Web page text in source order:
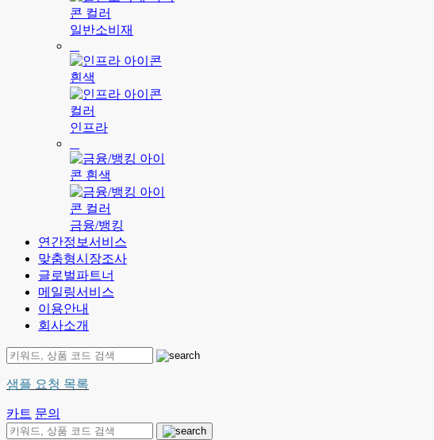
일반소비재
인프라
금융/뱅킹
연간정보서비스
맞춤형시장조사
글로벌파트너
메일링서비스
이용안내
회사소개
샘플 요청 목록
카트 문의